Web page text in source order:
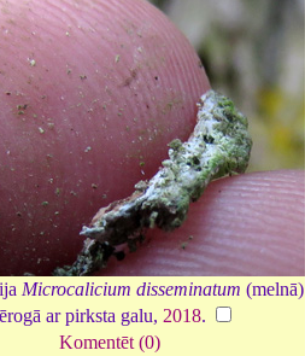
Microcalicium disseminatum (melnā)
ar pirksta galu, 2018.
Komentēt (0)